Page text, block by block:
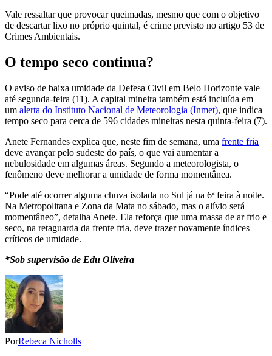
Vale ressaltar que provocar queimadas, mesmo que com o objetivo
de descartar lixo no próprio quintal, é crime previsto no artigo 53 de
Crimes Ambientais.
O tempo seco continua?
O aviso de baixa umidade da Defesa Civil em Belo Horizonte vale
até segunda-feira (11). A capital mineira também está incluída em
um alerta do Instituto Nacional de Meteorologia (Inmet), que indica
tempo seco para cerca de 596 cidades mineiras nesta quinta-feira (7).
Anete Fernandes explica que, neste fim de semana, uma frente fria
deve avançar pelo sudeste do país, o que vai aumentar a
nebulosidade em algumas áreas. Segundo a meteorologista, o
fenômeno deve melhorar a umidade de forma momentânea.
“Pode até ocorrer alguma chuva isolada no Sul já na 6ª feira à noite.
Na Metropolitana e Zona da Mata no sábado, mas o alívio será
momentâneo”, detalha Anete. Ela reforça que uma massa de ar frio e
seco, na retaguarda da frente fria, deve trazer novamente índices
críticos de umidade.
*Sob supervisão de Edu Oliveira
PorRebeca Nicholls